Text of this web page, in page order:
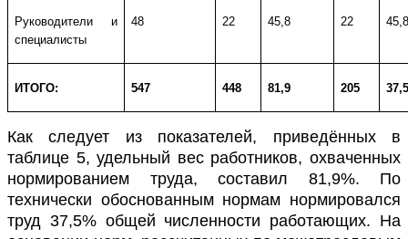
Руководители и
специалисты
48 22 45,8 22
ИТОГО: 547 448 81,9 205
Как следует из показателей, приведённых в
таблице 5, удельный вес работников, охваченных
нормированием труда, составил 81,9%. По
технически обоснованным нормам нормировался
труд 37,5% общей численности работающих. На